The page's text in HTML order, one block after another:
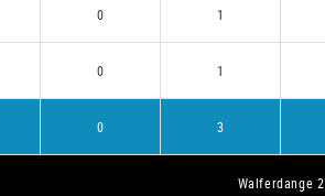
0 1
0 1
0 3
Walferdange 2